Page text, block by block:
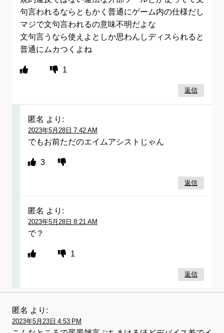
句言われるならともかく普通にゲーム内の仕様だし
マジで文句言われるの意味不明だよな
文句言うなら使えよとしか思わんしディスられると
普通にムカつくよね
1
返信
匿名 より:
2023年5月28日 7:42 AM
でもお前ただのエイムアシストじゃん
3
返信
匿名 より:
2023年5月28日 8:21 AM
で？
1
返信
匿名 より:
2023年5月23日 4:53 PM